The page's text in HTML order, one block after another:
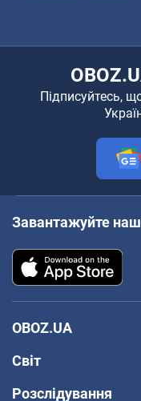
Підписуйтесь,
Завантажуйте
OBOZ.UA
Світ
Розслідування